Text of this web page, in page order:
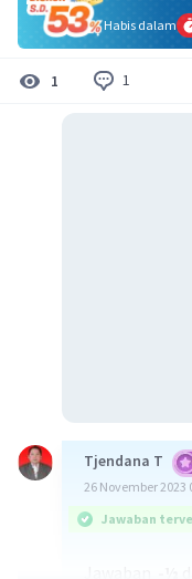
Habis dalam
1 1
Tjendana T
26 November 2023
Jawaban